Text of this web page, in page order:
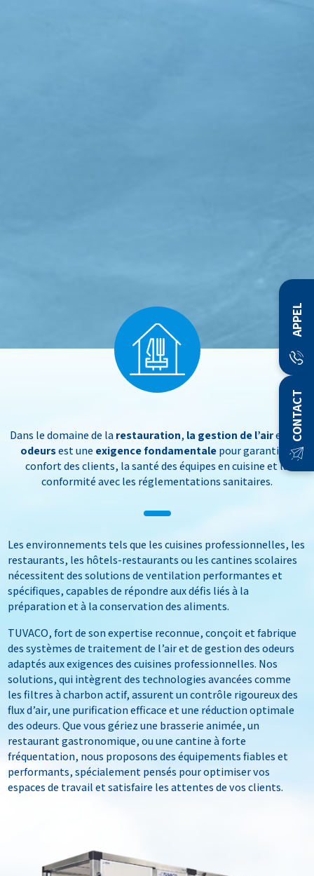
APPEL
CONTACT
Dans le domaine de larestauration, la gestion de l’airet des
odeursest uneexigence fondamentalepour garantir le
confort des clients, la santé des équipes en cuisine et la
conformité avec les réglementations sanitaires.
Les environnements tels que les cuisines professionnelles, les
restaurants, les hôtels-restaurants ou les cantines scolaires
nécessitent des solutions de ventilation performantes et
spécifiques, capables de répondre aux défis liés à la
préparation et à la conservation des aliments.
TUVACO, fort de son expertise reconnue, conçoit et fabrique
des systèmes de traitement de l’air et de gestion des odeurs
adaptés aux exigences des cuisines professionnelles. Nos
solutions, qui intègrent des technologies avancées comme
les filtres à charbon actif, assurent un contrôle rigoureux des
flux d’air, une purification efficace et une réduction optimale
des odeurs. Que vous gériez une brasserie animée, un
restaurant gastronomique, ou une cantine à forte
fréquentation, nous proposons des équipements fiables et
performants, spécialement pensés pour optimiser vos
espaces de travail et satisfaire les attentes de vos clients.